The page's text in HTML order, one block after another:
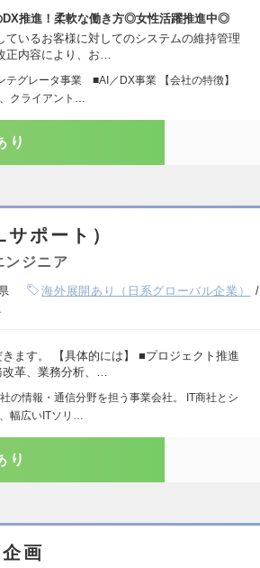
DX推進！柔軟な働き方◎女性活躍推進中◎
ているお客様に対してのシステムの維持管理
正内容により、お…
テグレータ事業 ■AI／DX事業 【会社の特徴】
クライアント…
り
ポート）
ンジニア
海外展開あり（日系グローバル企業）
ます。 【具体的には】 ■プロジェクト推進
改革、業務分析、…
の情報・通信分野を担う事業会社。 IT商社とシ
幅広いITソリ…
り
画